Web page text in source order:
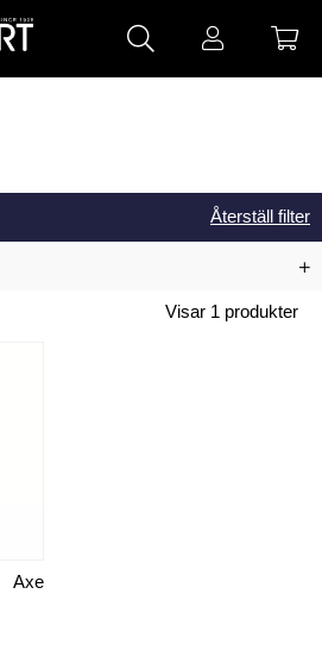
Återställ filter
Visar 1 produkter
Axe